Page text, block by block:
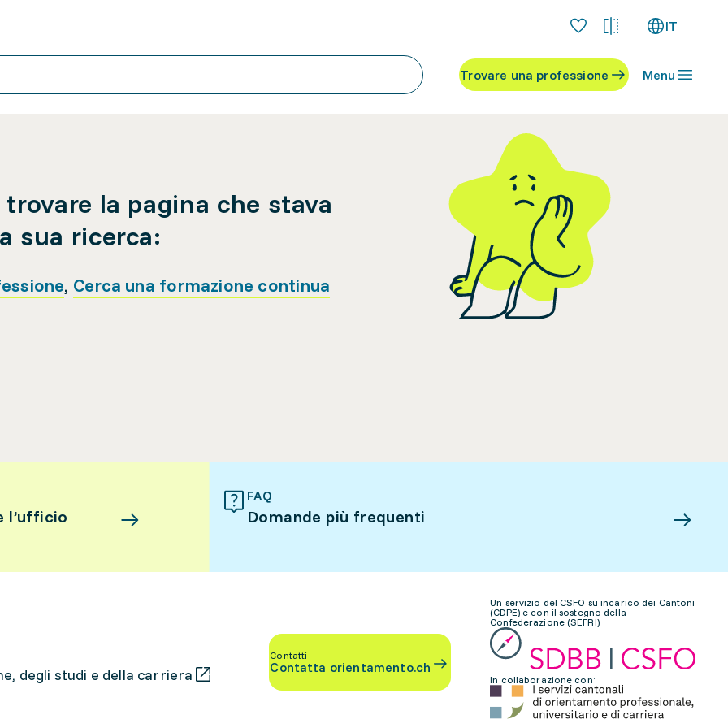
IT
Trovare una professione Menu
la pagina che stava
sua ricerca:
, Cerca una formazione continua
l’ufficio
FAQ
Domande più frequenti
degli studi e della carriera
Contatti
Contatta orientamento.ch
Un servizio del CSFO su incarico dei Cantoni
(CDPE) e con il sostegno della
Confederazione (SEFRI)
In collaborazione con: